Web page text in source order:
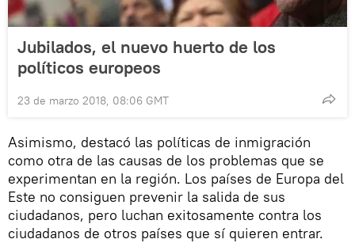
Jubilados, el nuevo huerto de los
políticos europeos
23 de marzo 2018, 08:06 GMT
Asimismo, destacó las políticas de inmigración
como otra de las causas de los problemas que se
experimentan en la región. Los países de Europa del
Este no consiguen prevenir la salida de sus
ciudadanos, pero luchan exitosamente contra los
ciudadanos de otros países que sí quieren entrar.